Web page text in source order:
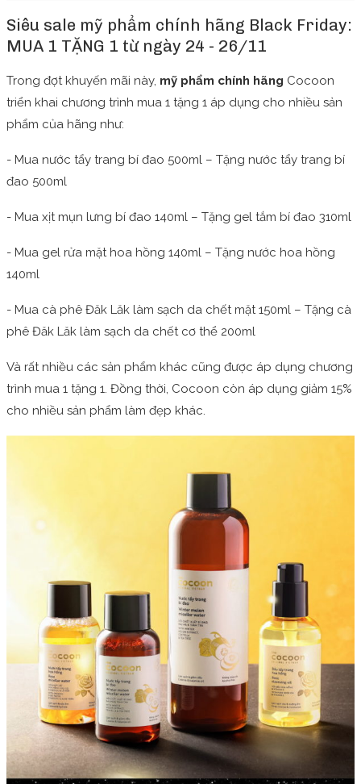
Siêu sale mỹ phẩm chính hãng Black Friday:
MUA 1 TẶNG 1 từ ngày 24 - 26/11
Trong đợt khuyến mãi này, mỹ phẩm chính hãng Cocoon
triển khai chương trình mua 1 tặng 1 áp dụng cho nhiều sản
phẩm của hãng như:
- Mua nước tẩy trang bí đao 500ml – Tặng nước tẩy trang bí
đao 500ml
- Mua xịt mụn lưng bí đao 140ml – Tặng gel tắm bí đao 310ml
- Mua gel rửa mặt hoa hồng 140ml – Tặng nước hoa hồng
140ml
- Mua cà phê Đăk Lăk làm sạch da chết mặt 150ml – Tặng cà
phê Đăk Lăk làm sạch da chết cơ thể 200ml
Và rất nhiều các sản phẩm khác cũng được áp dụng chương
trình mua 1 tặng 1. Đồng thời, Cocoon còn áp dụng giảm 15%
cho nhiều sản phẩm làm đẹp khác.